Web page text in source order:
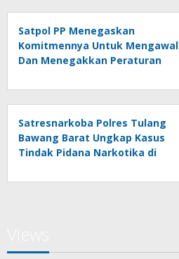
Satpol PP Menegaskan
Komitmennya Untuk Mengawal
Dan Menegakkan Peraturan
Satresnarkoba Polres Tulang
Bawang Barat Ungkap Kasus
Tindak Pidana Narkotika di